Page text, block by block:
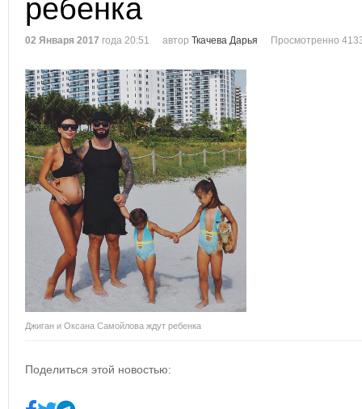
ребенка
02 Января 2017 года 20:51 автор Ткачева Дарья Просмотренно
Джиган и Оксана Самойлова ждут ребенка
Поделиться этой новостью: